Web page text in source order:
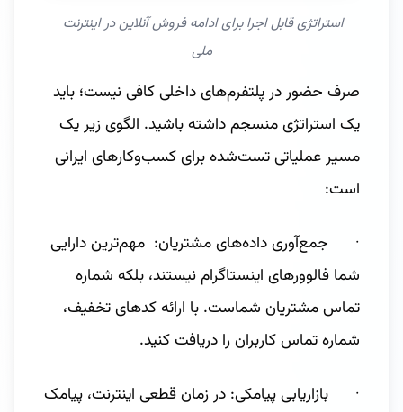
ملی
صرف حضور در پلتفرم‌های داخلی کافی نیست؛ باید
یک استراتژی منسجم داشته باشید. الگوی زیر یک
مسیر عملیاتی تست‌شده برای کسب‌وکارهای ایرانی
است:
· جمع‌آوری داده‌های مشتریان: مهم‌ترین دارایی
شما فالوورهای اینستاگرام نیستند، بلکه شماره
تماس مشتریان شماست. با ارائه کدهای تخفیف،
شماره تماس کاربران را دریافت کنید.
· بازاریابی پیامکی: در زمان قطعی اینترنت، پیامک